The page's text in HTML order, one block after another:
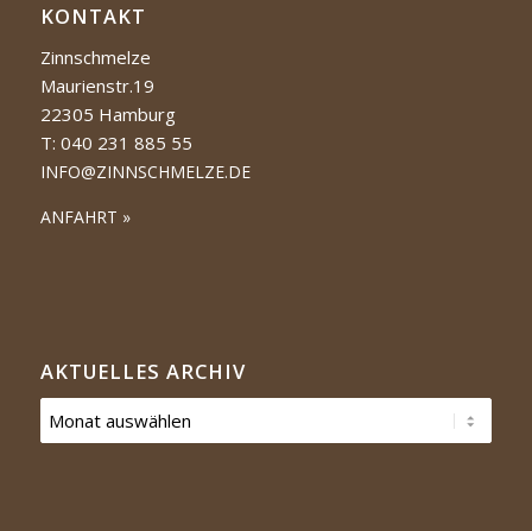
KONTAKT
Zinnschmelze
Maurienstr.19
22305 Hamburg
T: 040 231 885 55
INFO@ZINNSCHMELZE.DE
ANFAHRT »
AKTUELLES ARCHIV